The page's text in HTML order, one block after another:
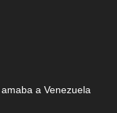
a Venezuela